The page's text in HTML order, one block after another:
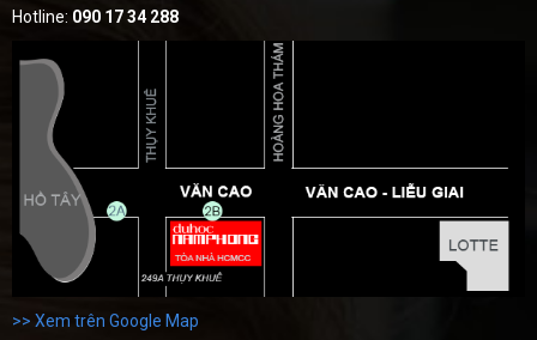
Hotline: 090 17 34 288
>> Xem trên Google Map